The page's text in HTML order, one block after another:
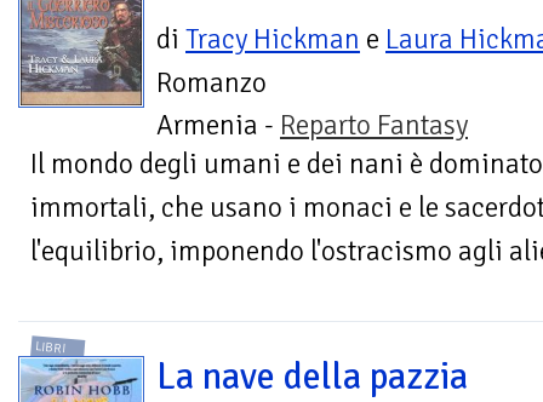
di Tracy Hickman e Laura
Romanzo
Armenia - Reparto Fantasy
Il mondo degli umani e dei nani è
immortali, che usano i monaci e le
l'equilibrio, imponendo l'ostracismo agli
LIBRI
La nave della pazzia